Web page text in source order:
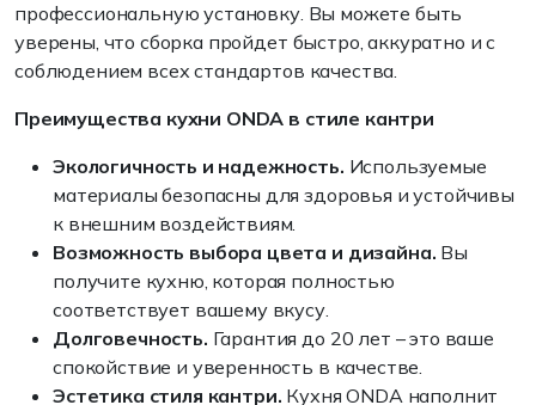
профессиональную установку. Вы можете быть
уверены, что сборка пройдет быстро, аккуратно и с
соблюдением всех стандартов качества.
Преимущества кухни ONDA в стиле кантри
Экологичность и надежность. Используемые
материалы безопасны для здоровья и устойчивы
к внешним воздействиям.
Возможность выбора цвета и дизайна. Вы
получите кухню, которая полностью
соответствует вашему вкусу.
Долговечность. Гарантия до 20 лет – это ваше
спокойствие и уверенность в качестве.
Эстетика стиля кантри. Кухня ONDA наполнит